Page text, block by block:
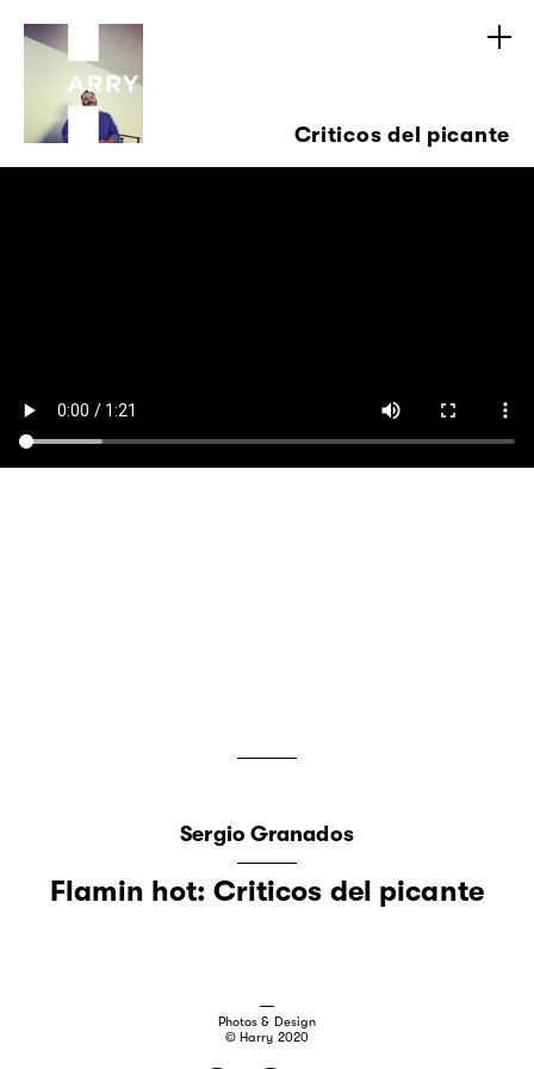
Criticos del picante
Sergio Granados
Flamin hot: Criticos del picante
Photos & Design
© Harry 2020